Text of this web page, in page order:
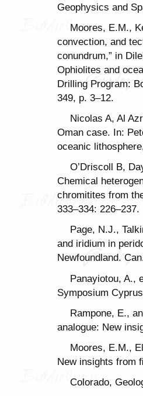
Geophysics and
Moores, E.M.,
convection, and
conundrum,” in
Ophiolites and
Drilling Program:
349, p. 3–12.
Nicolas A, Al
Oman case. In:
oceanic
O’Driscoll B,
Chemical
chromitites from
333–334: 226–237.
Page, N.J.,
and iridium in
Newfoundland.
Panayiotou, A.,
Symposium
Rampone, E.,
analogue: New
Moores, E.M.,
New insights from
Colorado,